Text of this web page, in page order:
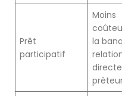
Prêt
participatif
Moins
la